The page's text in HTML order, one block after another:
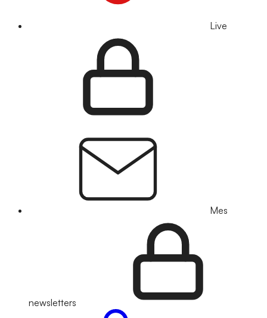
Live
Mes
newsletters